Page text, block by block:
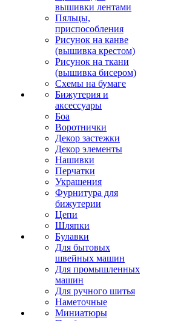
вышивки лентами
Пяльцы,
приспособления
Рисунок на канве
(вышивка крестом)
Рисунок на ткани
(вышивка бисером)
Схемы на бумаге
Бижутерия и
аксессуары
Боа
Воротнички
Декор застежки
Декор элементы
Нашивки
Перчатки
Украшения
Фурнитура для
бижутерии
Цепи
Шляпки
Булавки
Для бытовых
швейных машин
Для промышленных
машин
Для ручного шитья
Наметочные
Миниатюры